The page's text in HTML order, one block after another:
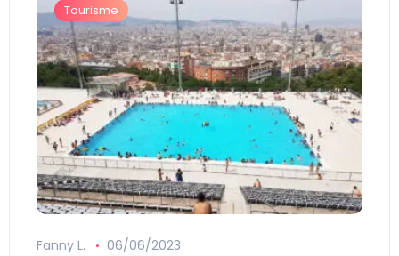
Tourisme
Fanny L. 06/06/2023